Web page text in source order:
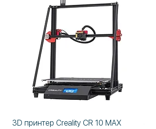
3D принтер Creality CR 10 MAX